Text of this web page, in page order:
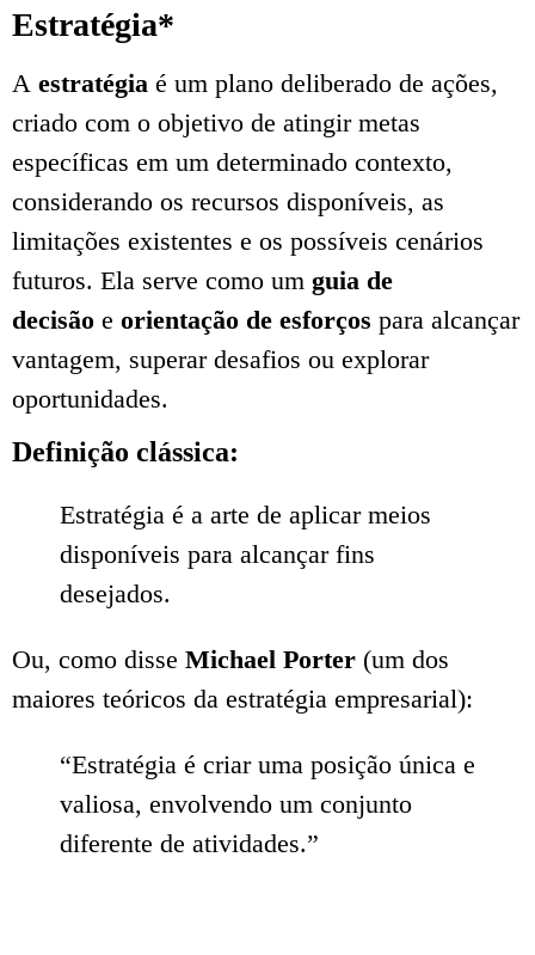
Estratégia*
A estratégia é um plano deliberado de ações,
criado com o objetivo de atingir metas
específicas em um determinado contexto,
considerando os recursos disponíveis, as
limitações existentes e os possíveis cenários
futuros. Ela serve como um guia de
decisão e orientação de esforços para alcançar
vantagem, superar desafios ou explorar
oportunidades.
Definição clássica:
Estratégia é a arte de aplicar meios
disponíveis para alcançar fins
desejados.
Ou, como disse Michael Porter (um dos
maiores teóricos da estratégia empresarial):
“Estratégia é criar uma posição única e
valiosa, envolvendo um conjunto
diferente de atividades.”